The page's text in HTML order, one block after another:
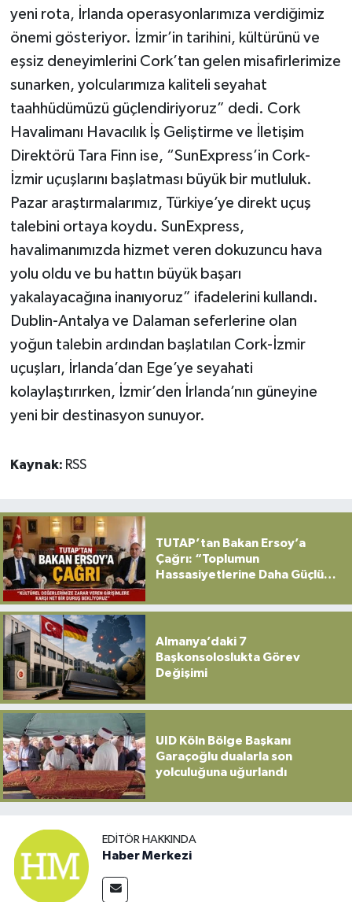
yeni rota, İrlanda operasyonlarımıza verdiğimiz
önemi gösteriyor. İzmir’in tarihini, kültürünü ve
eşsiz deneyimlerini Cork’tan gelen misafirlerimize
sunarken, yolcularımıza kaliteli seyahat
taahhüdümüzü güçlendiriyoruz” dedi. Cork
Havalimanı Havacılık İş Geliştirme ve İletişim
Direktörü Tara Finn ise, “SunExpress’in Cork-
İzmir uçuşlarını başlatması büyük bir mutluluk.
Pazar araştırmalarımız, Türkiye’ye direkt uçuş
talebini ortaya koydu. SunExpress,
havalimanımızda hizmet veren dokuzuncu hava
yolu oldu ve bu hattın büyük başarı
yakalayacağına inanıyoruz” ifadelerini kullandı.
Dublin-Antalya ve Dalaman seferlerine olan
yoğun talebin ardından başlatılan Cork-İzmir
uçuşları, İrlanda’dan Ege’ye seyahati
kolaylaştırırken, İzmir’den İrlanda’nın güneyine
yeni bir destinasyon sunuyor.
Kaynak: RSS
TUTAP’tan Bakan Ersoy’a
Çağrı: “Toplumun
Hassasiyetlerine Daha Güçlü
Almanya’daki 7
Başkonsoloslukta Görev
Değişimi
UID Köln Bölge Başkanı
Garaçoğlu dualarla son
yolculuğuna uğurlandı
EDITÖR HAKKINDA
Haber Merkezi